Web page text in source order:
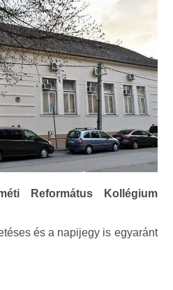
Református Kollégium
és a napijegy is egyaránt